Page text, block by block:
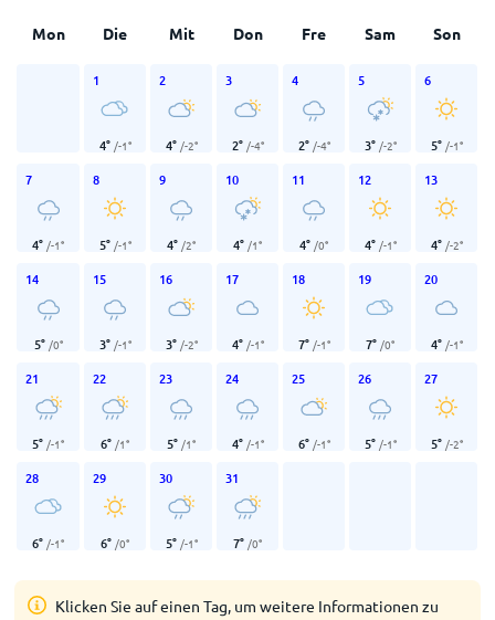
Mon Die Mit Don Fre Sam Son
1
4° /-1°
2
4° /-2°
3
2° /-4°
4
2° /-4°
5
3° /-2°
6
5° /-1°
7
4° /-1°
8
5° /-1°
9
4° /2°
10
4° /1°
11
4° /0°
12
4° /-1°
13
4° /-2°
14
5° /0°
15
3° /-1°
16
3° /-2°
17
4° /-1°
18
7° /-1°
19
7° /0°
20
4° /-1°
21
5° /-1°
22
6° /1°
23
5° /1°
24
4° /-1°
25
6° /-1°
26
5° /-1°
27
5° /-2°
28
6° /-1°
29
6° /0°
30
5° /-1°
31
7° /0°
Klicken Sie auf einen Tag, um weitere Informationen zu